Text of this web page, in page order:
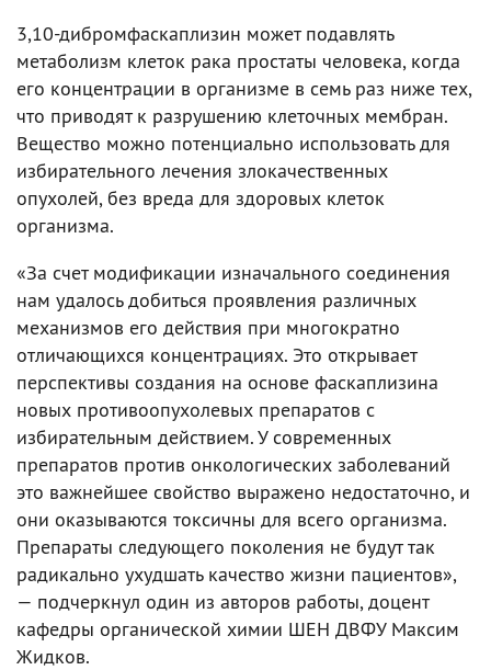
3,10-дибромфаскаплизин может подавлять
метаболизм клеток рака простаты человека, когда
его концентрации в организме в семь раз ниже тех,
что приводят к разрушению клеточных мембран.
Вещество можно потенциально использовать для
избирательного лечения злокачественных
опухолей, без вреда для здоровых клеток
организма.
«За счет модификации изначального соединения
нам удалось добиться проявления различных
механизмов его действия при многократно
отличающихся концентрациях. Это открывает
перспективы создания на основе фаскаплизина
новых противоопухолевых препаратов с
избирательным действием. У современных
препаратов против онкологических заболеваний
это важнейшее свойство выражено недостаточно, и
они оказываются токсичны для всего организма.
Препараты следующего поколения не будут так
радикально ухудшать качество жизни пациентов»,
— подчеркнул один из авторов работы, доцент
кафедры органической химии ШЕН ДВФУ Максим
Жидков.